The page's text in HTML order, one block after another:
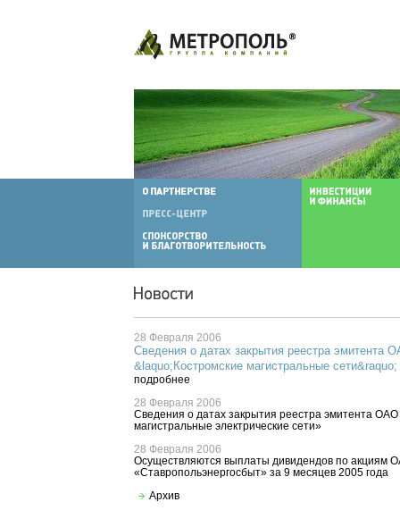
28 Февраля 2006
Сведения о датах закрытия реестра эмитента
&laquo;Костромские магистральные сети&raquo;
подробнее
28 Февраля 2006
Сведения о датах закрытия реестра эмитента
магистральные электрические сети»
28 Февраля 2006
Осуществляются выплаты дивидендов по акциям
«Ставропольэнергосбыт» за 9 месяцев 2005 года
Архив